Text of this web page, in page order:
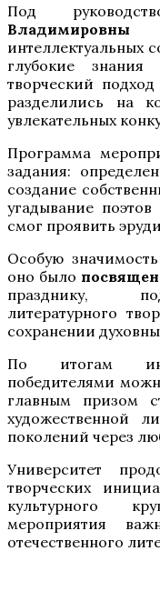
Под
интеллектуальных
глубокие знания
творческий
разделились на
увлекательных
Программа
задания:
создание
угадывание
смог проявить
Особую
оно было
празднику,
литературного
сохранении
По итогам
победителями
главным призом
художественной
поколений через
Университет
творческих
культурного
мероприятия
отечественного